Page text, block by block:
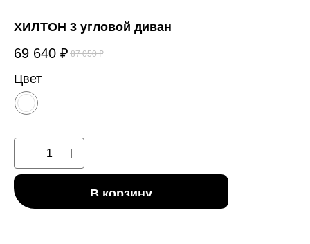
ХИЛТОН 3 угловой диван
69 640 ₽ 87 050 ₽
Цвет
В корзину